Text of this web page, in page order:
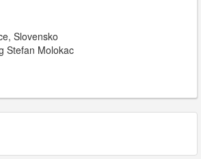
Slovensko
Stefan Molokac